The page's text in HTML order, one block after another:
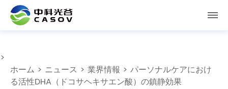
>
ホーム > ニュース > 業界情報 > パーソナルケアにおけ
る活性DHA（ドコサヘキサエン酸）の鎮静効果